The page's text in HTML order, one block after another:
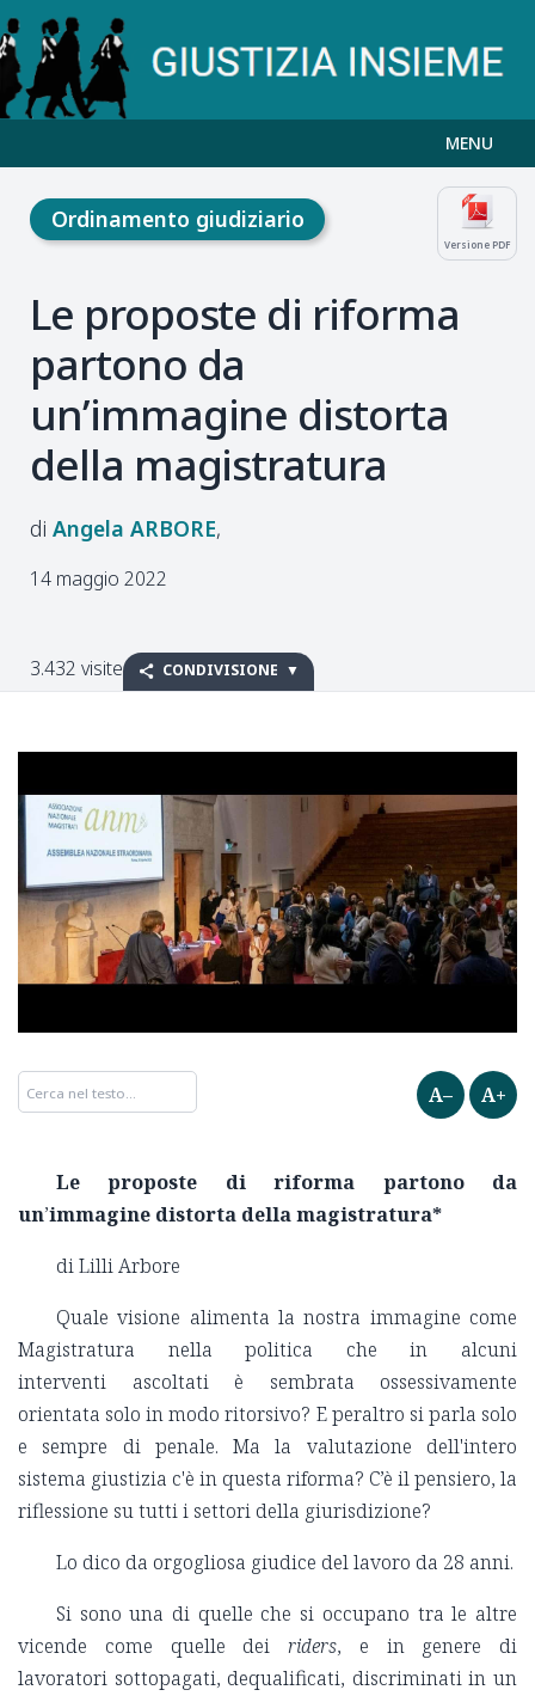
MENU
Versione PDF
Ordinamento giudiziario
Le proposte di riforma
partono da
un’immagine distorta
della magistratura
Angela ARBORE
14 maggio 2022
3.432 visite CONDIVISIONE
A– A+
Le proposte di riforma partono da
un’immagine distorta della magistratura*
di Lilli Arbore
Quale visione alimenta la nostra immagine come
Magistratura nella politica che in alcuni
interventi ascoltati è sembrata ossessivamente
orientata solo in modo ritorsivo? E peraltro si parla solo
e sempre di penale. Ma la valutazione dell'intero
sistema giustizia c'è in questa riforma? C’è il pensiero, la
riflessione su tutti i settori della giurisdizione?
Lo dico da orgogliosa giudice del lavoro da 28 anni.
Si sono una di quelle che si occupano tra le altre
vicende come quelle dei riders, e in genere di
lavoratori sottopagati, dequalificati, discriminati in un